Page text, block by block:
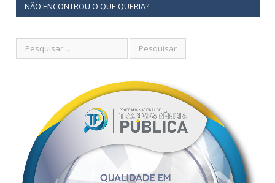
NÃO ENCONTROU O QUE QUERIA?